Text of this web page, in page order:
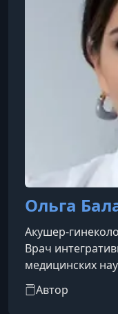
Ольга
Акушер-
Врач
медицинских
области
Автор